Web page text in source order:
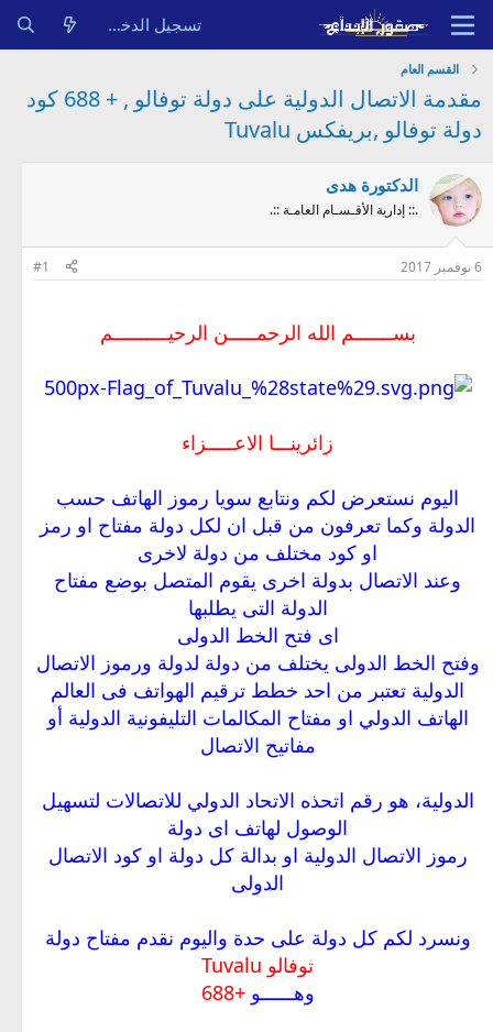
تسجيل الدخول
القسم العام
مقدمة الاتصال الدولية على دولة توفالو , + 688 كود
دولة توفالو ,بريفكس Tuvalu
الدكتورة هدى
.:: إدارية الأقـسـام العامـة ::.
6 نوفمبر 2017 #1
بســـــــم الله الرحمـــــن الرحيــــــــــم
زائرينـــا الاعـــــزاء
اليوم نستعرض لكم ونتابع سويا رموز الهاتف حسب
الدولة وكما تعرفون من قبل ان لكل دولة مفتاح او رمز
او كود مختلف من دولة لاخرى
وعند الاتصال بدولة اخرى يقوم المتصل بوضع مفتاح
الدولة التى يطلبها
اى فتح الخط الدولى
وفتح الخط الدولى يختلف من دولة لدولة ورموز الاتصال
الدولية تعتبر من احد خطط ترقيم الهواتف فى العالم
الهاتف الدولي او مفتاح المكالمات التليفونية الدولية أو
مفاتيح الاتصال
الدولية، هو رقم اتحذه الاتحاد الدولي للاتصالات لتسهيل
الوصول لهاتف اى دولة
رموز الاتصال الدولية او بدالة كل دولة او كود الاتصال
الدولى
ونسرد لكم كل دولة على حدة واليوم نقدم مفتاح دولة
توفالو Tuvalu
وهــــــو+688